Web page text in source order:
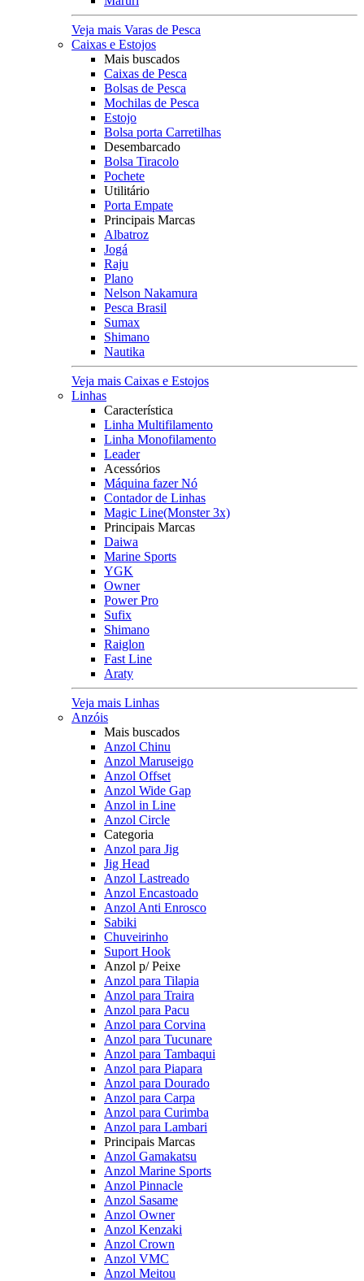
Veja mais Varas de Pesca
Caixas e Estojos
Mais buscados
Caixas de Pesca
Bolsas de Pesca
Mochilas de Pesca
Estojo
Bolsa porta Carretilhas
Desembarcado
Bolsa Tiracolo
Pochete
Utilitário
Porta Empate
Principais Marcas
Albatroz
Jogá
Raju
Plano
Nelson Nakamura
Pesca Brasil
Sumax
Shimano
Nautika
Veja mais Caixas e Estojos
Linhas
Característica
Linha Multifilamento
Linha Monofilamento
Leader
Acessórios
Máquina fazer Nó
Contador de Linhas
Magic Line(Monster 3x)
Principais Marcas
Daiwa
Marine Sports
YGK
Owner
Power Pro
Sufix
Shimano
Raiglon
Fast Line
Araty
Veja mais Linhas
Anzóis
Mais buscados
Anzol Chinu
Anzol Maruseigo
Anzol Offset
Anzol Wide Gap
Anzol in Line
Anzol Circle
Categoria
Anzol para Jig
Jig Head
Anzol Lastreado
Anzol Encastoado
Anzol Anti Enrosco
Sabiki
Chuveirinho
Suport Hook
Anzol p/ Peixe
Anzol para Tilapia
Anzol para Traira
Anzol para Pacu
Anzol para Corvina
Anzol para Tucunare
Anzol para Tambaqui
Anzol para Piapara
Anzol para Dourado
Anzol para Carpa
Anzol para Curimba
Anzol para Lambari
Principais Marcas
Anzol Gamakatsu
Anzol Marine Sports
Anzol Pinnacle
Anzol Sasame
Anzol Owner
Anzol Kenzaki
Anzol Crown
Anzol VMC
Anzol Meitou